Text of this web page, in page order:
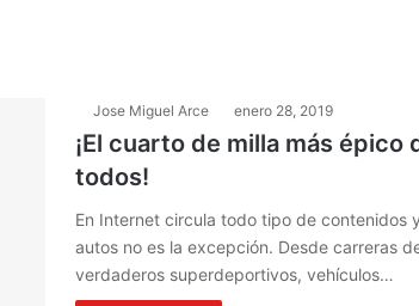
Jose Miguel Arce enero 28, 2019
¡El cuarto de milla más épico
todos!
En Internet circula todo tipo de contenidos
autos no es la excepción. Desde carreras
verdaderos superdeportivos, vehículos…